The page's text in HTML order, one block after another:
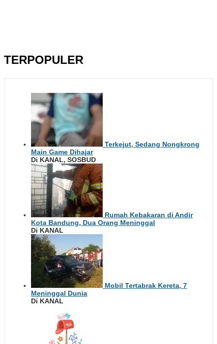
TERPOPULER
Terkejut, Sedang Nongkrong
Main Game Dihajar
Di KANAL, SOSBUD
Rumah Kebakaran di Andir
Kota Bandung, Dua Orang Meninggal
Di KANAL
Mobil Tertabrak Kereta, 7
Meninggal Dunia
Di KANAL